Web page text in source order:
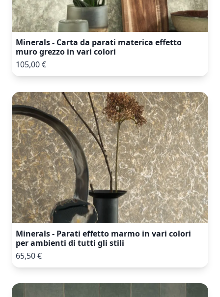
Minerals - Carta da parati materica effetto
muro grezzo in vari colori
105,00 €
Minerals - Parati effetto marmo in vari colori
per ambienti di tutti gli stili
65,50 €